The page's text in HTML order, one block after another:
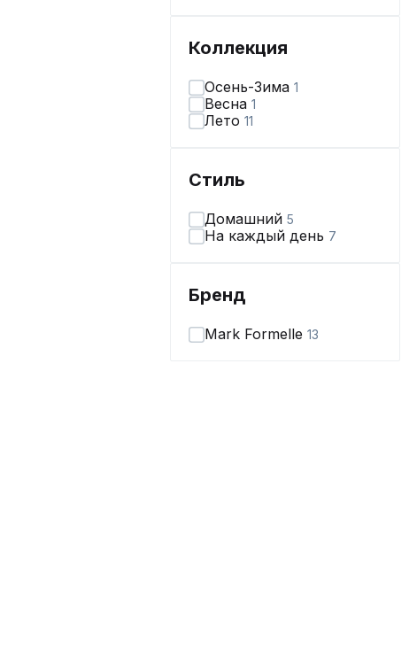
Коллекция
Осень-Зима 1
Весна 1
Лето 11
Стиль
Домашний 5
На каждый день 7
Бренд
Mark Formelle 13